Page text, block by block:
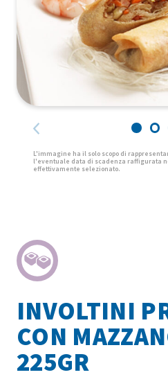
INVOLTINI
CON
225GR